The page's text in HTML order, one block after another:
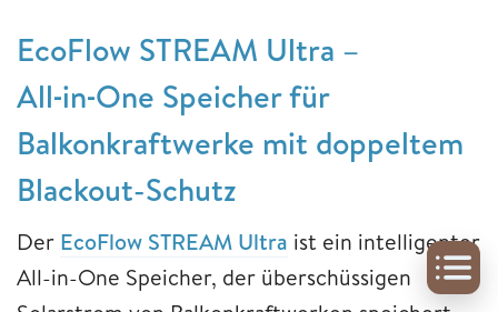
EcoFlow STREAM Ultra –
All‑in‑One Speicher für
Balkonkraftwerke mit doppeltem
Blackout-Schutz
Der EcoFlow STREAM Ultra ist ein intelligenter
All-in-One Speicher, der überschüssigen